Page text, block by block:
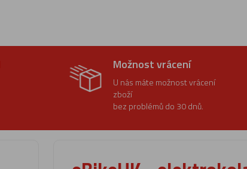
Možnost vrácení
U nás máte možnost vrácení
zboží
bez problémů do 30 dnů.